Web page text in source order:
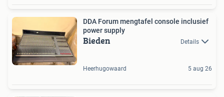
DDA Forum mengtafel console inclusief
power supply
Bieden Details
Heerhugowaard 5 aug 26